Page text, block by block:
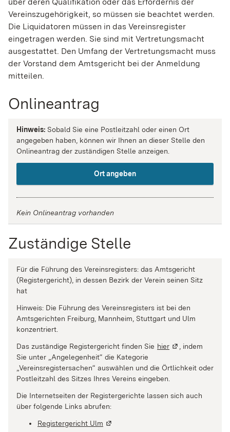
Vereinszugehörigkeit, so müssen sie beachtet werden.
Die Liquidatoren müssen in das Vereinsregister
eingetragen werden. Sie sind mit Vertretungsmacht
ausgestattet. Den Umfang der Vertretungsmacht muss
der Vorstand dem Amtsgericht bei der Anmeldung
mitteilen.
Onlineantrag
Hinweis: Sobald Sie eine Postleitzahl oder einen Ort
angegeben haben, können wir Ihnen an dieser Stelle den
Onlineantrag der zuständigen Stelle anzeigen.
Ort angeben
Kein Onlineantrag vorhanden
Zuständige Stelle
Für die Führung des Vereinsregisters: das Amtsgericht
(Registergericht), in dessen Bezirk der Verein seinen Sitz
hat
Hinweis: Die Führung des Vereinsregisters ist bei den
Amtsgerichten Freiburg, Mannheim, Stuttgart und Ulm
konzentriert.
Das zuständige Registergericht finden Sie hier (Wird in einem
, indem
Sie unter „Angelegenheit“ die Kategorie
„Vereinsregistersachen“ auswählen und die Örtlichkeit oder
Postleitzahl des Sitzes Ihres Vereins eingeben.
Die Internetseiten der Registergerichte lassen sich auch
über folgende Links abrufen:
Registergericht Ulm (Wird in einem neuen Fenster